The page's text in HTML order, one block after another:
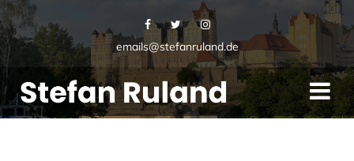
emails@stefanruland.de